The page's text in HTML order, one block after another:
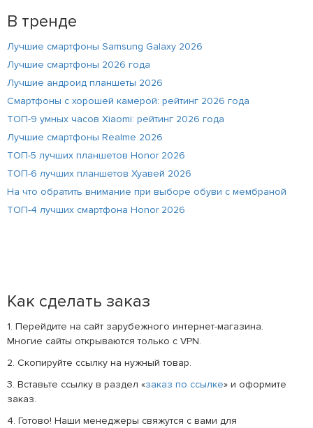
В тренде
Лучшие смартфоны Samsung Galaxy 2026
Лучшие смартфоны 2026 года
Лучшие андроид планшеты 2026
Смартфоны с хорошей камерой: рейтинг 2026 года
ТОП-9 умных часов Xiaomi: рейтинг 2026 года
Лучшие смартфоны Realme 2026
ТОП-5 лучших планшетов Honor 2026
ТОП-6 лучших планшетов Хуавей 2026
На что обратить внимание при выборе обуви с мембраной
ТОП-4 лучших смартфона Honor 2026
Как сделать заказ
1. Перейдите на сайт зарубежного интернет-магазина.
Многие сайты открываются только с VPN.
2. Скопируйте ссылку на нужный товар.
3. Вставьте ссылку в раздел «заказ по ссылке» и оформите
заказ.
4. Готово! Наши менеджеры свяжутся с вами для